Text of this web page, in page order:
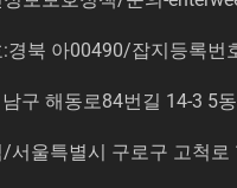
북 아00490/잡지등록
구 해동로84번길 14-3 5
울특별시 구로구 고척로